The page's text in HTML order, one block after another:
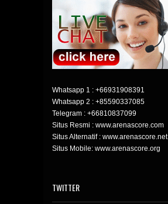
Whatsapp 1 : +66931908391
Whatsapp 2 : +85590337085
Telegram : +66810837099
Situs Resmi : www.arenascore.com
Situs Alternatif : www.arenascore.net
Situs Mobile: www.arenascore.org
TWITTER